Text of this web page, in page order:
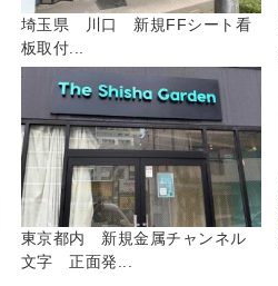
埼玉県 川口 新規FFシート看
板取付...
東京都内 新規金属チャンネル
文字 正面発...